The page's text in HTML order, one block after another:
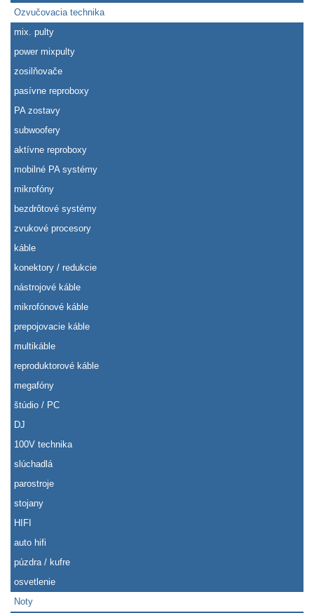
Ozvučovacia technika
mix. pulty
power mixpulty
zosilňovače
pasívne reproboxy
PA zostavy
subwoofery
aktívne reproboxy
mobilné PA systémy
mikrofóny
bezdrôtové systémy
zvukové procesory
káble
konektory / redukcie
nástrojové káble
mikrofónové káble
prepojovacie káble
multikáble
reproduktorové káble
megafóny
štúdio / PC
DJ
100V technika
slúchadlá
parostroje
stojany
HIFI
auto hifi
púzdra / kufre
osvetlenie
Noty